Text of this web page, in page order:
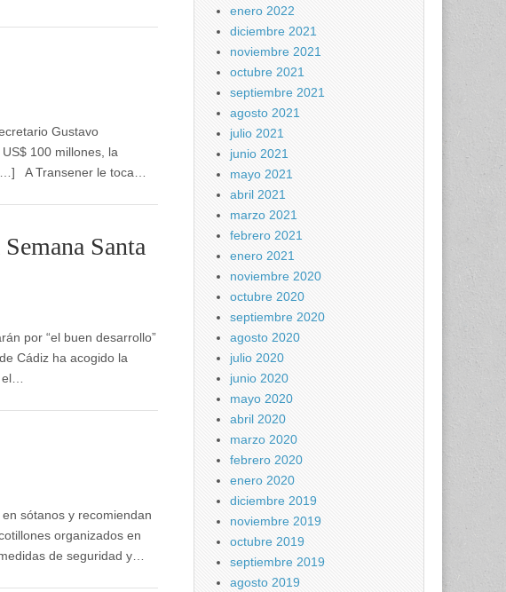
Gustavo
100 millones, la
A Transener le toca…
Santa
por “el buen desarrollo”
Cádiz ha acogido la
sótanos y recomiendan
organizados en
de seguridad y…
enero 2022
diciembre 2021
noviembre 2021
octubre 2021
septiembre 2021
agosto 2021
julio 2021
junio 2021
mayo 2021
abril 2021
marzo 2021
febrero 2021
enero 2021
noviembre 2020
octubre 2020
septiembre 2020
agosto 2020
julio 2020
junio 2020
mayo 2020
abril 2020
marzo 2020
febrero 2020
enero 2020
diciembre 2019
noviembre 2019
octubre 2019
septiembre 2019
agosto 2019